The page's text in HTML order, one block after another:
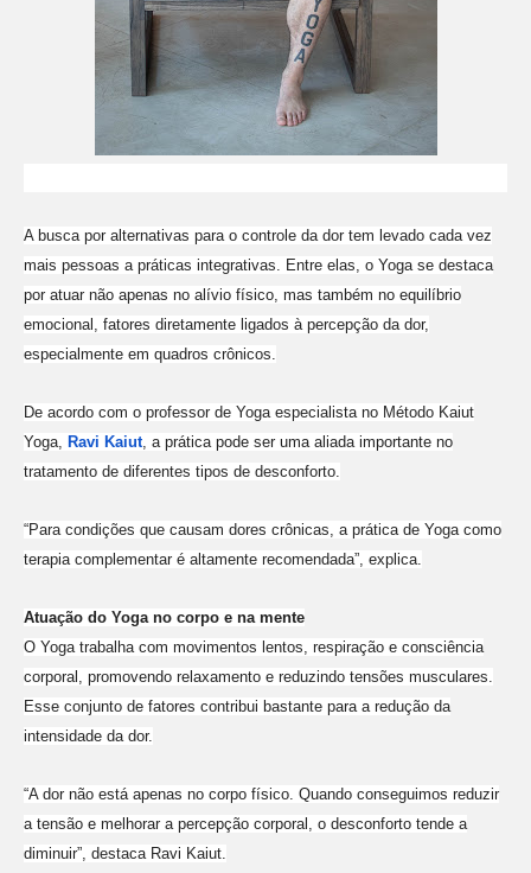
A busca por alternativas para o controle da dor tem levado cada vez
mais pessoas a práticas integrativas. Entre elas, o Yoga se destaca
por atuar não apenas no alívio físico, mas também no equilíbrio
emocional, fatores diretamente ligados à percepção da dor,
especialmente em quadros crônicos.
De acordo com o professor de Yoga especialista no Método Kaiut
Yoga,
Ravi Kaiut , a prática pode ser uma aliada importante no
tratamento de diferentes tipos de desconforto.
“Para condições que causam dores crônicas, a prática de Yoga como
terapia complementar é altamente recomendada”, explica.
Atuação do Yoga no corpo e na mente
O Yoga trabalha com movimentos lentos, respiração e consciência
corporal, promovendo relaxamento e reduzindo tensões musculares.
Esse conjunto de fatores contribui bastante para a redução da
intensidade da dor.
“A dor não está apenas no corpo físico. Quando conseguimos reduzir
a tensão e melhorar a percepção corporal, o desconforto tende a
diminuir”, destaca Ravi Kaiut.